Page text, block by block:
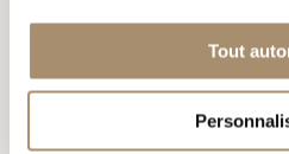
Tout
FENÊTRES